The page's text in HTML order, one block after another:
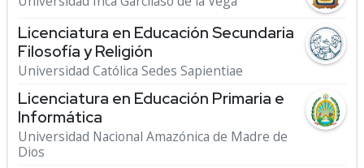
Licenciatura en Educación Secundaria
Filosofía y Religión
Universidad Católica Sedes Sapientiae
Licenciatura en Educación Primaria e
Informática
Universidad Nacional Amazónica de Madre de
Dios